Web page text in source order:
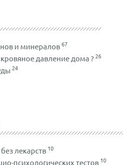
и минералов67
давление дома ?26
24
лекарств 10
психологических тестов 10